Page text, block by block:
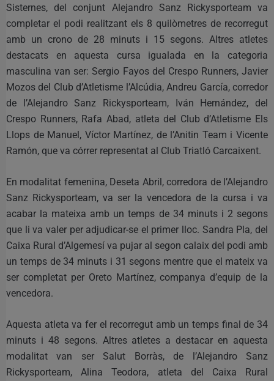
Sisternes, del conjunt Alejandro Sanz Rickysporteam va
completar el podi realitzant els 8 quilòmetres de recorregut
amb un crono de 28 minuts i 15 segons. Altres atletes
destacats en aquesta cursa igualada en la categoria
masculina van ser: Sergio Fayos del Crespo Runners, Javier
Mozos del Club d’Atletisme l’Alcúdia, Andreu García, corredor
de l’Alejandro Sanz Rickysporteam, Iván Hernández, del
Crespo Runners, Rafa Abad, atleta del Club d’Atletisme Els
Llops de Manuel, Víctor Martínez, de l’Anitin Team i Vicente
Ramón, que va córrer representat al Club Triatló Carcaixent.
En modalitat femenina, Deseta Abril, corredora de l’Alejandro
Sanz Rickysporteam, va ser la vencedora de la cursa i va
acabar la mateixa amb un temps de 34 minuts i 2 segons
que li va valer per adjudicar-se el primer lloc. Sandra Pla, del
Caixa Rural d’Algemesí va pujar al segon calaix del podi amb
un temps de 34 minuts i 31 segons mentre que el mateix va
ser completat per Oreto Martínez, companya d’equip de la
vencedora.
Aquesta atleta va fer el recorregut amb un temps final de 34
minuts i 48 segons. Altres atletes a destacar en aquesta
modalitat van ser Salut Borràs, de l’Alejandro Sanz
Rickysporteam, Alina Teodora, atleta del Caixa Rural